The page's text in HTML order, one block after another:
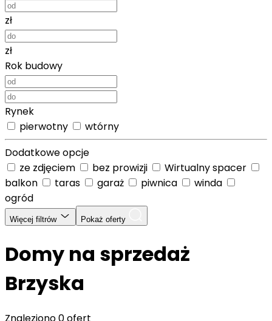
zł
zł
Rok budowy
Rynek
pierwotny
wtórny
Dodatkowe opcje
ze zdjęciem
bez prowizji
Wirtualny spacer
balkon
taras garaż piwnica
winda
ogród
Więcej filtrów Pokaż oferty
Domy na sprzedaż
Brzyska